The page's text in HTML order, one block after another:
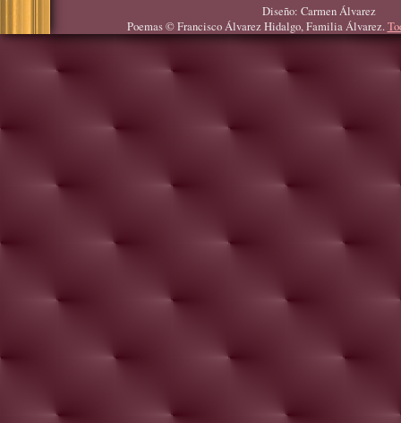
Diseño: Carmen Álvarez
Poemas © Francisco Álvarez Hidalgo, Familia Álvarez.